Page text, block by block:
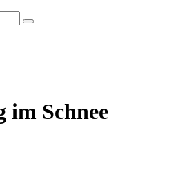
Search
im Schnee